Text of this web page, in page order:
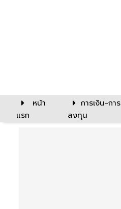
หน้า
แรก
การเงิน-การ
ลงทุน